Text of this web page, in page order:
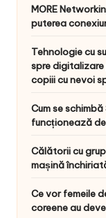
MORE
puterea
Tehnologie cu
spre digitalizare
copiii cu nevoi
Cum se
funcționează
Călătorii cu
mașină
Ce vor femeile
coreene au